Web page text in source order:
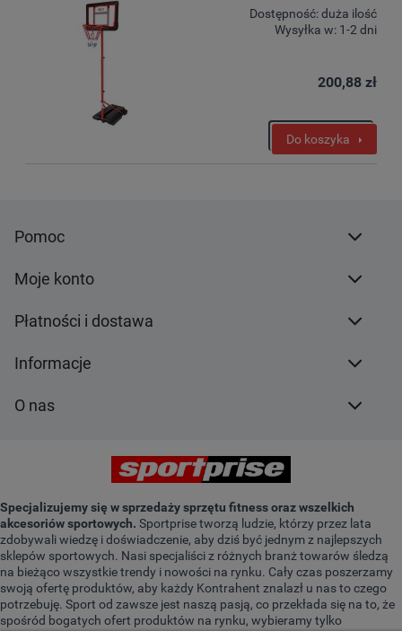
Dostępność:duża ilość
Wysyłka w: 1-2 dni
200,88 zł
Do koszyka
Pomoc
Moje konto
Płatności i dostawa
Informacje
O nas
Specjalizujemy się w sprzedaży sprzętu fitness oraz wszelkich
akcesoriów sportowych. Sportprise tworzą ludzie, którzy przez lata
zdobywali wiedzę i doświadczenie, aby dziś być jednym z najlepszych
sklepów sportowych. Nasi specjaliści z różnych branż towarów śledzą
na bieżąco wszystkie trendy i nowości na rynku. Cały czas poszerzamy
swoją ofertę produktów, aby każdy Kontrahent znalazł u nas to czego
potrzebuję. Sport od zawsze jest naszą pasją, co przekłada się na to, że
spośród bogatych ofert produktów na rynku, wybieramy tylko